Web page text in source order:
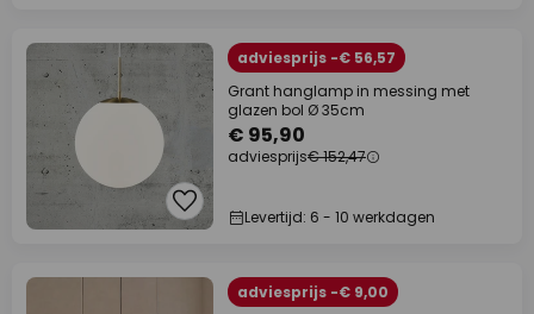
adviesprijs -€ 56,57
Grant hanglamp in messing met
glazen bol Ø 35cm
€ 95,90
adviesprijs€ 152,47
Levertijd: 6 - 10 werkdagen
adviesprijs -€ 9,00